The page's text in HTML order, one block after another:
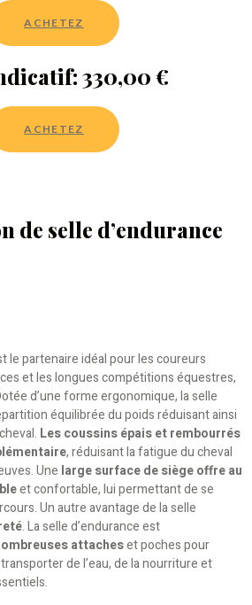
ACHETEZ
330,00 €
ACHETEZ
de selle d’endurance
le partenaire idéal pour les coureurs
et les longues compétitions équestres,
d’une forme ergonomique, la selle
équilibrée du poids réduisant ainsi
Les coussins épais et rembourrés
, réduisant la fatigue du cheval
Une large surface de siège offre au
et confortable, lui permettant de se
Un autre avantage de la selle
. La selle d’endurance est
attacheset poches pour
de l’eau, de la nourriture et